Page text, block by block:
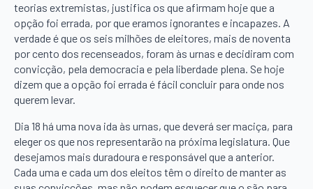
teorias extremistas, justifica os que afirmam hoje que a
opção foi errada, por que eramos ignorantes e incapazes. A
verdade é que os seis milhões de eleitores, mais de noventa
por cento dos recenseados, foram às urnas e decidiram com
convicção, pela democracia e pela liberdade plena. Se hoje
dizem que a opção foi errada é fácil concluir para onde nos
querem levar.
Dia 18 há uma nova ida às urnas, que deverá ser maciça, para
eleger os que nos representarão na próxima legislatura. Que
desejamos mais duradoura e responsável que a anterior.
Cada uma e cada um dos eleitos têm o direito de manter as